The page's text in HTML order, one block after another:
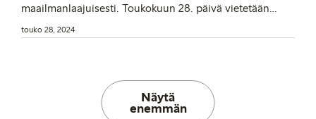
maailmanlaajuisesti. Toukokuun 28. päivä vietetään
kansainvälistä kuukautispäivää ja Lindex haluaa sen
myötä nostaa esille tärkeän kuukautiskysymyksen sekä
edistämään naisten oikeutta kuukautisterveyteen.
touko 28, 2024
Näytä
enemmän